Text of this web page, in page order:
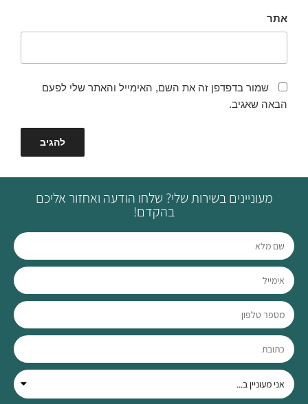
אתר
שמור בדפדפן זה את השם, האימייל והאתר שלי לפעם
הבאה שאגיב.
מעוניינים בשירות שלי? שלחו הודעה ואחזור אליכם
בהקדם!